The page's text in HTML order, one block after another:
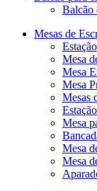
Balcão
Mesas de
Mesa
Mesa
Mesa
Mesas
Mesa
Mesa
Mesa